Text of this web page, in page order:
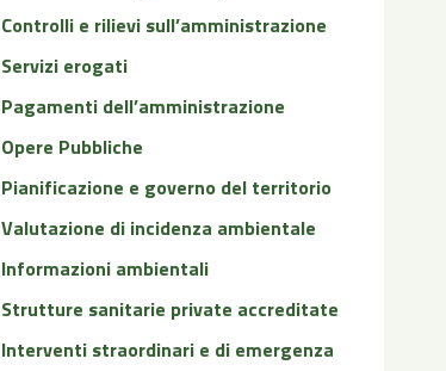
Controlli e rilievi sull’amministrazione
Servizi erogati
Pagamenti dell’amministrazione
Opere Pubbliche
Pianificazione e governo del territorio
Valutazione di incidenza ambientale
Informazioni ambientali
Strutture sanitarie private accreditate
Interventi straordinari e di emergenza